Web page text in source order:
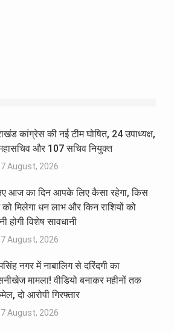
कांग्रेस की नई टीम घोषित, 24 उपाध्यक्ष,
और 107 सचिव नियुक्त
August, 2026
आज का दिन आपके लिए कैसा रहेगा, किस
को मिलेगा धन लाभ और किन राशियों को
होगी विशेष सावधानी
August, 2026
नगर में नाबालिग से दरिंदगी का
मामला! वीडियो बनाकर महीनों तक
दो आरोपी गिरफ्तार
August, 2026